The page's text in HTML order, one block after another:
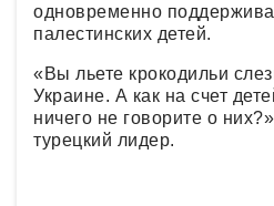
одновременно
палестинских детей.
«Вы льете крокодильи
Украине. А как на счет
ничего не говорите о
турецкий лидер.